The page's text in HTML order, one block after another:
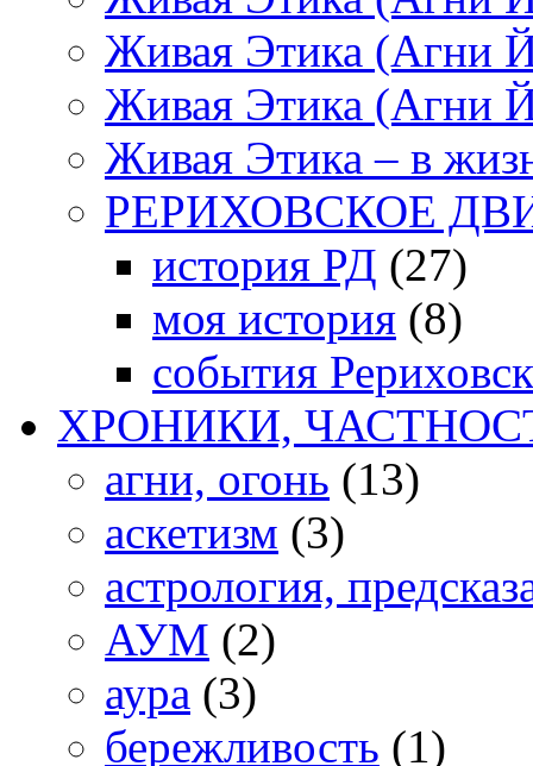
Живая Этика (Агни
Живая Этика (Агни
Живая Этика – в
РЕРИХОВСКОЕ
история РД (27)
моя история (8)
события
ХРОНИКИ,
агни, огонь (13)
аскетизм (3)
астрология,
АУМ (2)
аура (3)
бережливость (1)